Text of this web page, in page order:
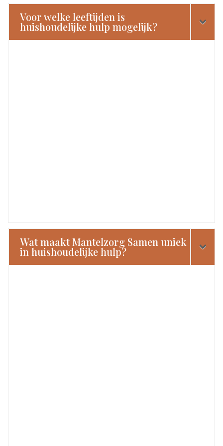
Voor welke leeftijden is
huishoudelijke hulp mogelijk?
Wat maakt Mantelzorg Samen uniek
in huishoudelijke hulp?